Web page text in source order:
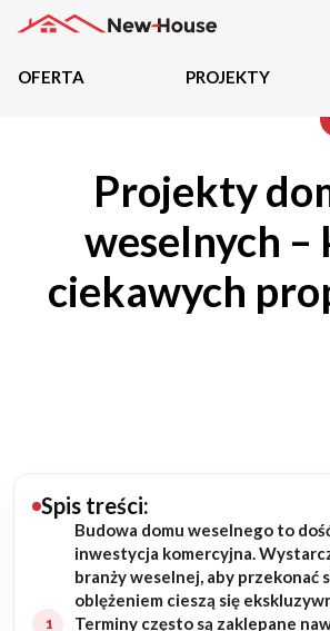
Kredyty
Budowa domu
Rezydencje
OFERTA PROJEKTY
Projekty
weselnych –
ciekawych
Spis treści:
Budowa domu weselnego to
inwestycja komercyjna.
branży weselnej, aby przekonać
oblężeniem cieszą się
Terminy często są zaklepane